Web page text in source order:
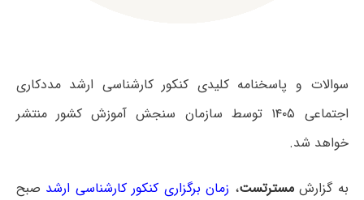
سوالات و پاسخنامه کلیدی کنکور کارشناسی ارشد مددکاری
اجتماعی ۱۴۰۵ توسط سازمان سنجش آموزش کشور منتشر
خواهد شد.
به گزارشمسترتست، زمان برگزاری کنکور کارشناسی ارشد صبح